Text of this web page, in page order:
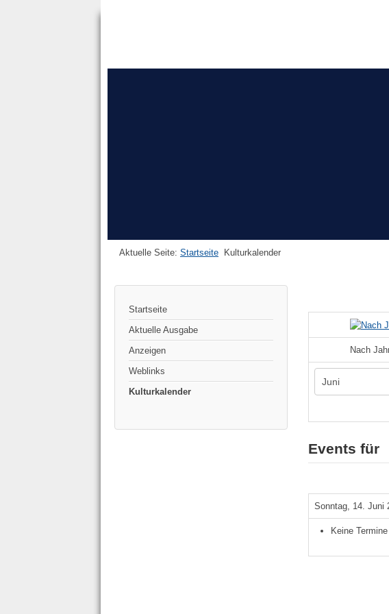
Aktuelle Seite: Startseite Kulturkalender
Startseite
Aktuelle Ausgabe
Anzeigen
Weblinks
Kulturkalender
Nach
Events für
Sonntag, 14. Juni
Keine Termine